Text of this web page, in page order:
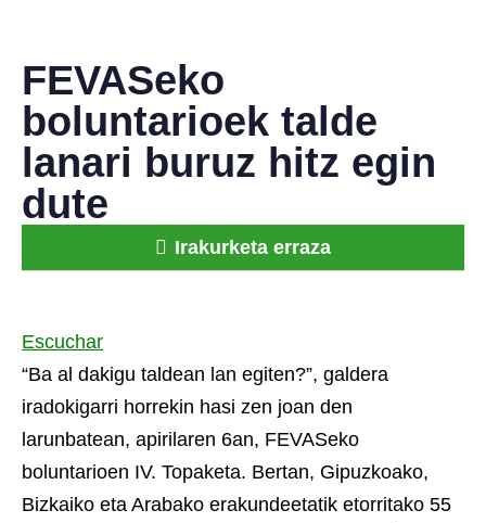
FEVASeko
boluntarioek talde
lanari buruz hitz egin
dute
Irakurketa erraza
Escuchar
“Ba al dakigu taldean lan egiten?”, galdera
iradokigarri horrekin hasi zen joan den
larunbatean, apirilaren 6an, FEVASeko
boluntarioen IV. Topaketa. Bertan, Gipuzkoako,
Bizkaiko eta Arabako erakundeetatik etorritako 55